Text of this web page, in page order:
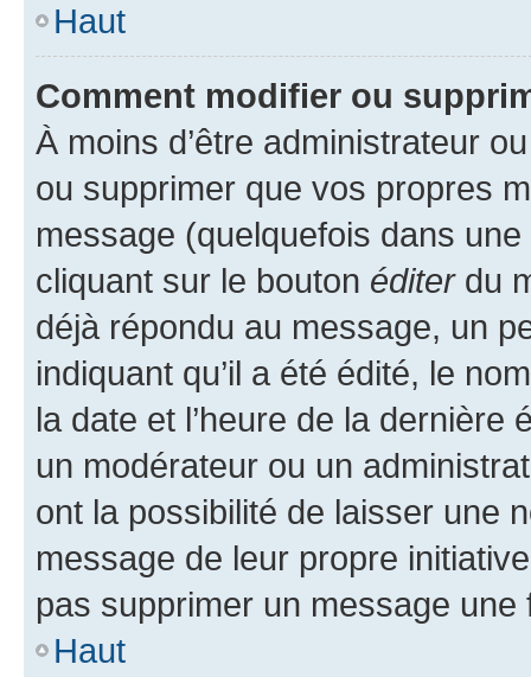
Haut
Comment modifier ou
À moins d’être administrateur
ou supprimer que vos propres
message (quelquefois dans
cliquant sur le bouton éditerdu
déjà répondu au message, un
indiquant qu’il a été édité, le
la date et l’heure de la dernière
un modérateur ou un
ont la possibilité de laisser une
message de leur propre
pas supprimer un message une
Haut